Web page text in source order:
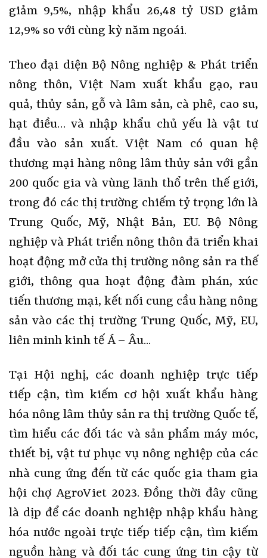
giảm 9,5%, nhập khẩu 26,48 tỷ USD giảm
12,9% so với cùng kỳ năm ngoái.
Theo đại diện Bộ Nông nghiệp & Phát triển
nông thôn, Việt Nam xuất khẩu gạo, rau
quả, thủy sản, gỗ và lâm sản, cà phê, cao su,
hạt điều… và nhập khẩu chủ yếu là vật tư
đầu vào sản xuất. Việt Nam có quan hệ
thương mại hàng nông lâm thủy sản với gần
200 quốc gia và vùng lãnh thổ trên thế giới,
trong đó các thị trường chiếm tỷ trọng lớn là
Trung Quốc, Mỹ, Nhật Bản, EU. Bộ Nông
nghiệp và Phát triển nông thôn đã triển khai
hoạt động mở cửa thị trường nông sản ra thế
giới, thông qua hoạt động đàm phán, xúc
tiến thương mại, kết nối cung cầu hàng nông
sản vào các thị trường Trung Quốc, Mỹ, EU,
liên minh kinh tế Á – Âu...
Tại Hội nghị, các doanh nghiệp trực tiếp
tiếp cận, tìm kiếm cơ hội xuất khẩu hàng
hóa nông lâm thủy sản ra thị trường Quốc tế,
tìm hiểu các đối tác và sản phẩm máy móc,
thiết bị, vật tư phục vụ nông nghiệp của các
nhà cung ứng đến từ các quốc gia tham gia
hội chợ AgroViet 2023. Đồng thời đây cũng
là dịp để các doanh nghiệp nhập khẩu hàng
hóa nước ngoài trực tiếp tiếp cận, tìm kiếm
nguồn hàng và đối tác cung ứng tin cậy từ